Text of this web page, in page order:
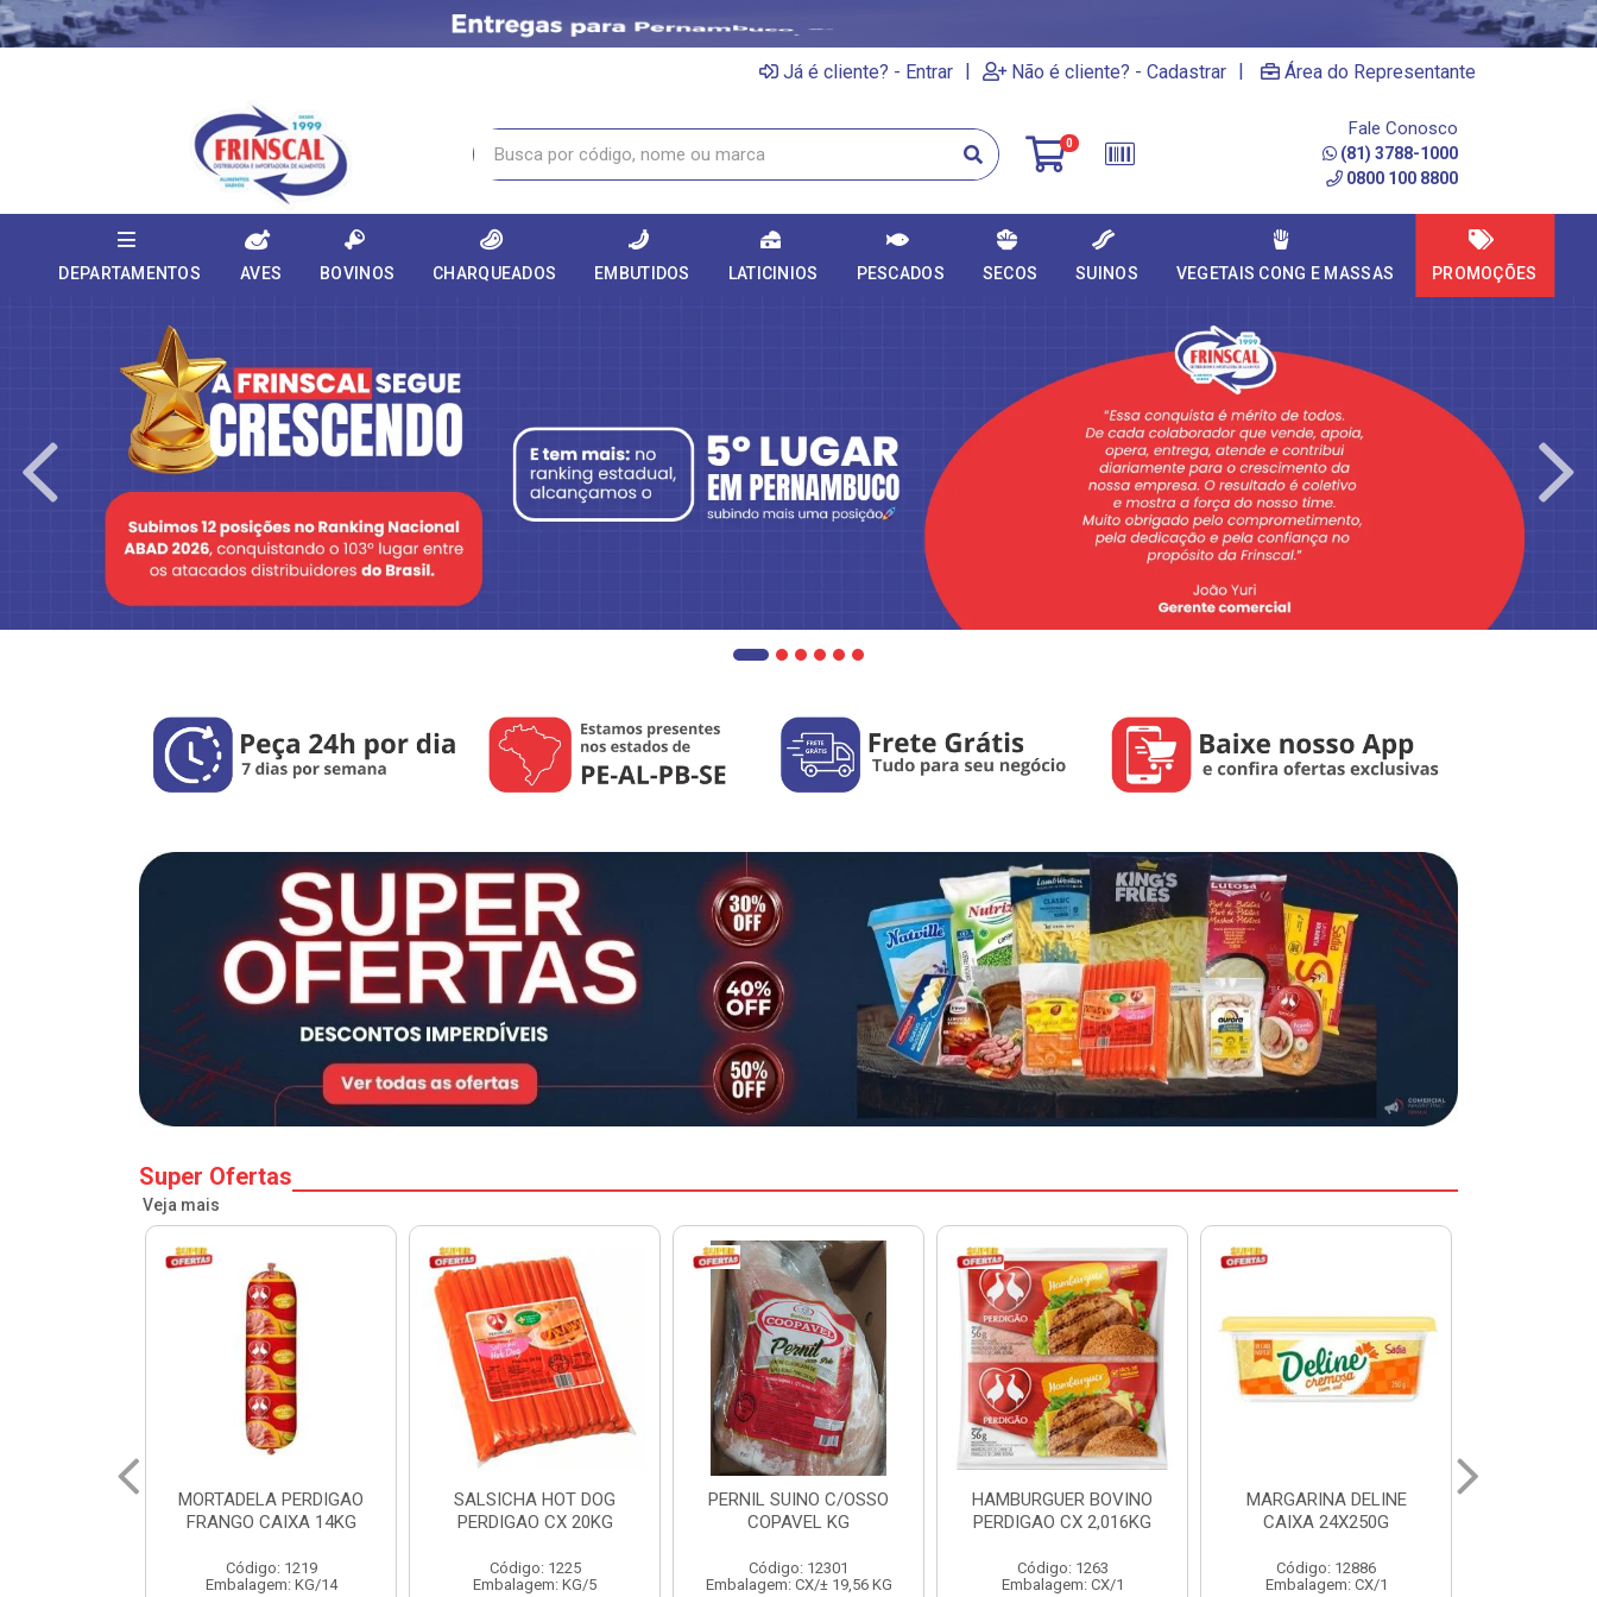
Já é cliente? - Entrar | Não é cliente? - Cadastrar | Área do Representante
0
Fale Conosco
(81) 3788-1000
0800 100 8800
DEPARTAMENTOS AVES BOVINOS CHARQUEADOS EMBUTIDOS LATICINIOS PESCADOS SECOS SUINOS VEGETAIS CONG E MASSAS PROMOÇÕES
Super Ofertas
Veja mais
SALSICHA HOT DOG
PERDIGAO CX 20KG
Código: 1225
Embalagem: KG/5
PERNIL SUINO C/OSSO
COPAVEL KG
Código: 12301
Embalagem: CX/± 19,56 KG
HAMBURGUER BOVINO
PERDIGAO CX 2,016KG
Código: 1263
Embalagem: CX/1
MARGARINA DELINE
CAIXA 24X250G
Código: 12886
Embalagem: CX/1
MARGARINA DELINE
CAIXA 12X500G
Código: 12887
Embalagem: CX/1